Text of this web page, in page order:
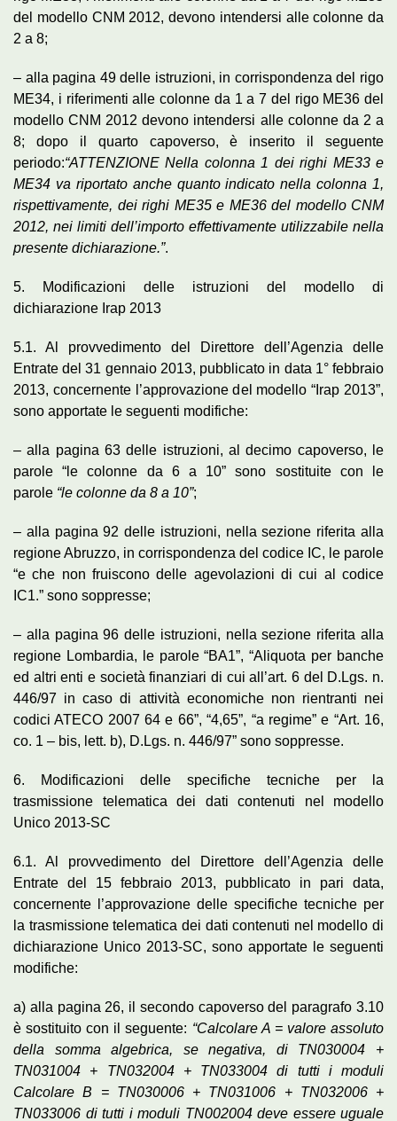
del modello CNM 2012, devono intendersi alle colonne da
2 a 8;
– alla pagina 49 delle istruzioni, in corrispondenza del rigo
ME34, i riferimenti alle colonne da 1 a 7 del rigo ME36 del
modello CNM 2012 devono intendersi alle colonne da 2 a
8; dopo il quarto capoverso, è inserito il seguente
periodo:“ATTENZIONE Nella colonna 1 dei righi ME33 e
ME34 va riportato anche quanto indicato nella colonna 1,
rispettivamente, dei righi ME35 e ME36 del modello CNM
2012, nei limiti dell’importo effettivamente utilizzabile nella
presente dichiarazione.”.
5. Modificazioni delle istruzioni del modello di
dichiarazione Irap 2013
5.1. Al provvedimento del Direttore dell’Agenzia delle
Entrate del 31 gennaio 2013, pubblicato in data 1° febbraio
2013, concernente l’approvazione del modello “Irap 2013”,
sono apportate le seguenti modifiche:
– alla pagina 63 delle istruzioni, al decimo capoverso, le
parole “le colonne da 6 a 10” sono sostituite con le
parole “le colonne da 8 a 10”;
– alla pagina 92 delle istruzioni, nella sezione riferita alla
regione Abruzzo, in corrispondenza del codice IC, le parole
“e che non fruiscono delle agevolazioni di cui al codice
IC1.” sono soppresse;
– alla pagina 96 delle istruzioni, nella sezione riferita alla
regione Lombardia, le parole “BA1”, “Aliquota per banche
ed altri enti e società finanziari di cui all’art. 6 del D.Lgs. n.
446/97 in caso di attività economiche non rientranti nei
codici ATECO 2007 64 e 66”, “4,65”, “a regime” e “Art. 16,
co. 1 – bis, lett. b), D.Lgs. n. 446/97” sono soppresse.
6. Modificazioni delle specifiche tecniche per la
trasmissione telematica dei dati contenuti nel modello
Unico 2013-SC
6.1. Al provvedimento del Direttore dell’Agenzia delle
Entrate del 15 febbraio 2013, pubblicato in pari data,
concernente l’approvazione delle specifiche tecniche per
la trasmissione telematica dei dati contenuti nel modello di
dichiarazione Unico 2013-SC, sono apportate le seguenti
modifiche:
a) alla pagina 26, il secondo capoverso del paragrafo 3.10
è sostituito con il seguente: “Calcolare A = valore assoluto
della somma algebrica, se negativa, di TN030004 +
TN031004 + TN032004 + TN033004 di tutti i moduli
Calcolare B = TN030006 + TN031006 + TN032006 +
TN033006 di tutti i moduli TN002004 deve essere uguale